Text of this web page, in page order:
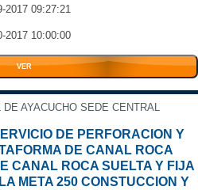
2017 09:27:21
2017 10:00:00
VER
AYACUCHO SEDE CENTRAL
DE PERFORACION Y
DE CANAL ROCA
CANAL ROCA SUELTA Y FIJA
META 250 CONSTUCCION Y